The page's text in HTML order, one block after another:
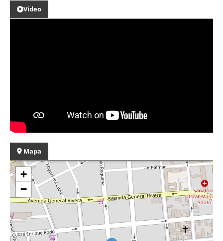
Video
Mapa
+
−